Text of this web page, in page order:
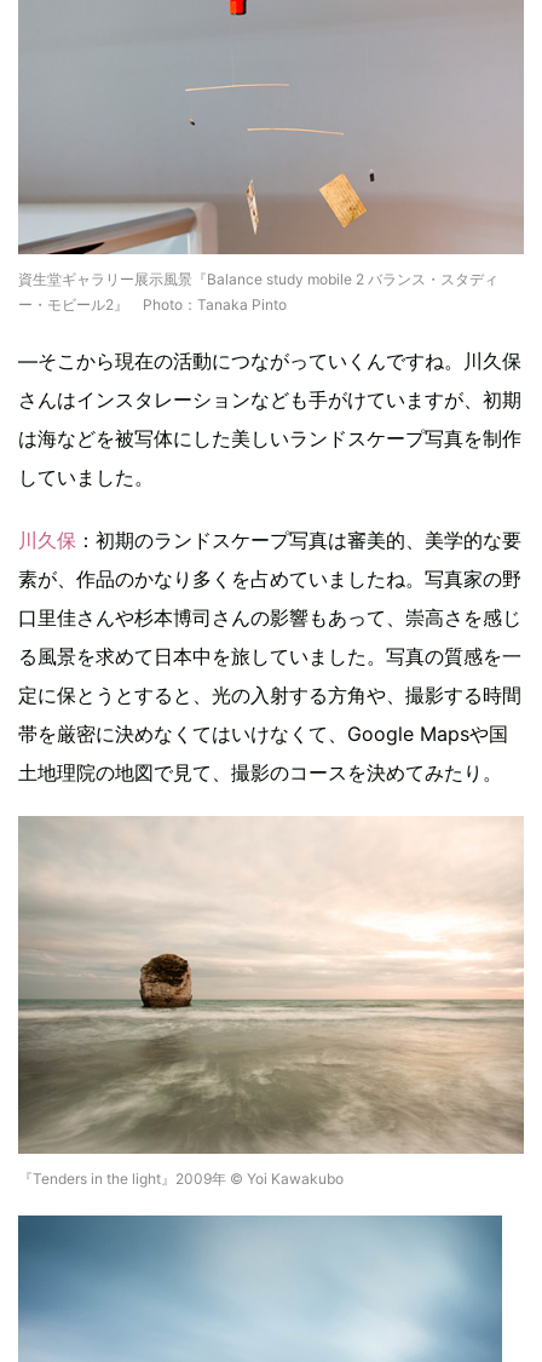
資生堂ギャラリー展示風景『Balance study mobile 2 バランス・スタディ
ー・モビール2』 Photo：Tanaka Pinto
―そこから現在の活動につながっていくんですね。川久保
さんはインスタレーションなども手がけていますが、初期
は海などを被写体にした美しいランドスケープ写真を制作
していました。
川久保 ：初期のランドスケープ写真は審美的、美学的な要
素が、作品のかなり多くを占めていましたね。写真家の野
口里佳さんや杉本博司さんの影響もあって、崇高さを感じ
る風景を求めて日本中を旅していました。写真の質感を一
定に保とうとすると、光の入射する方角や、撮影する時間
帯を厳密に決めなくてはいけなくて、Google Mapsや国
土地理院の地図で見て、撮影のコースを決めてみたり。
『Tenders in the light』2009年 © Yoi Kawakubo